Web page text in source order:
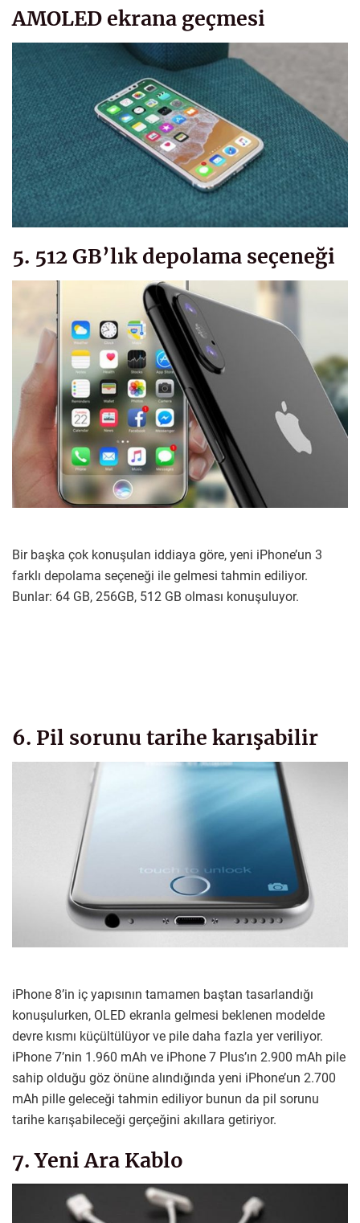
AMOLED ekrana geçmesi
5. 512 GB’lık depolama seçeneği
Bir başka çok konuşulan iddiaya göre, yeni iPhone’un 3
farklı depolama seçeneği ile gelmesi tahmin ediliyor.
Bunlar: 64 GB, 256GB, 512 GB olması konuşuluyor.
6. Pil sorunu tarihe karışabilir
iPhone 8’in iç yapısının tamamen baştan tasarlandığı
konuşulurken, OLED ekranla gelmesi beklenen modelde
devre kısmı küçültülüyor ve pile daha fazla yer veriliyor.
iPhone 7’nin 1.960 mAh ve iPhone 7 Plus’ın 2.900 mAh pile
sahip olduğu göz önüne alındığında yeni iPhone’un 2.700
mAh pille geleceği tahmin ediliyor bunun da pil sorunu
tarihe karışabileceği gerçeğini akıllara getiriyor.
7. Yeni Ara Kablo